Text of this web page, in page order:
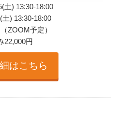
) 13:30-18:00
) 13:30-18:00
ZOOM予定）
22,000円
はこちら